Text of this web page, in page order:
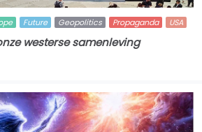
Future Geopolitics Propaganda USA
westerse samenleving